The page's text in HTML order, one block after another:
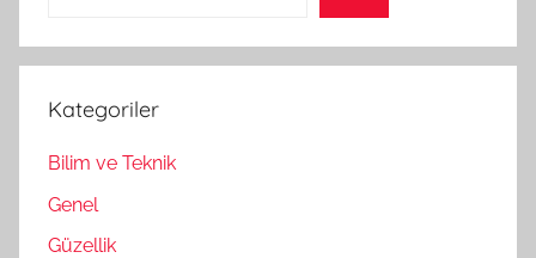
Kategoriler
Bilim ve Teknik
Genel
Güzellik